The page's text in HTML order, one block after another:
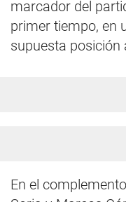
marcador del
primer tiempo, en
supuesta posición
En el